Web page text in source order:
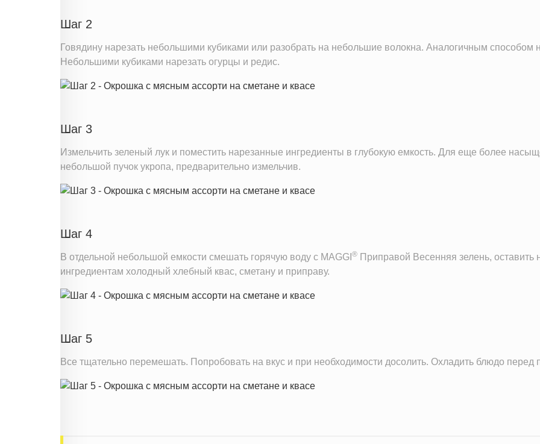
Шаг 2
Говядину нарезать небольшими кубиками или разобрать на небольшие волокна. Аналогичным способом
Небольшими кубиками нарезать огурцы и редис.
Шаг 3
Измельчить зеленый лук и поместить нарезанные ингредиенты в глубокую емкость. Для еще более
небольшой пучок укропа, предварительно измельчив.
Шаг 4
В отдельной небольшой емкости смешать горячую воду с MAGGI ® Приправой Весенняя зелень,
ингредиентам холодный хлебный квас, сметану и приправу.
Шаг 5
Все тщательно перемешать. Попробовать на вкус и при необходимости досолить. Охладить блюдо перед